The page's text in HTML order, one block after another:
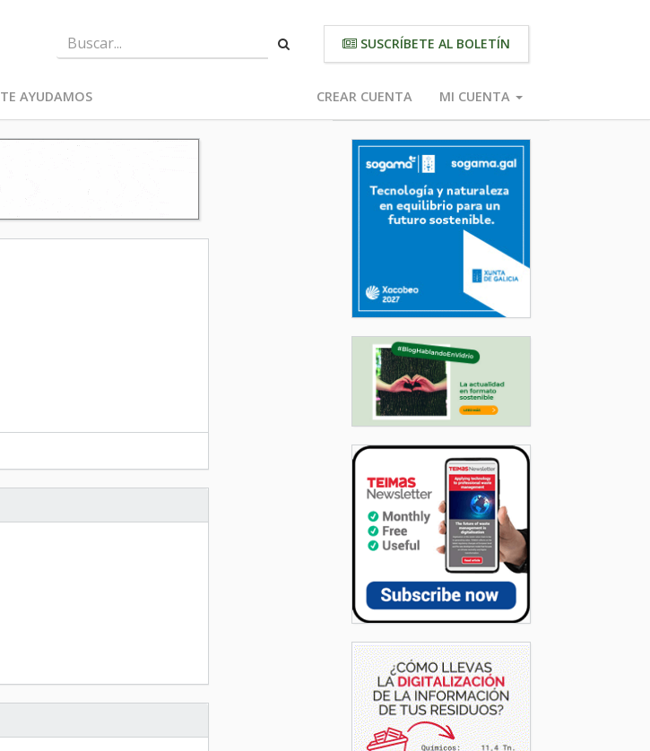
SUSCRÍBETE AL BOLETÍN
TE AYUDAMOS CREAR CUENTA MI CUENTA